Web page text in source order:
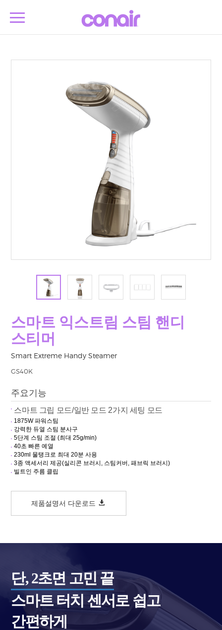
스마트 익스트림 스팀 핸디
스티머
Smart Extreme Handy Steamer
GS40K
주요기능
스마트 그립 모드/일반 모드 2가지 세팅 모드
1875W파워스팀
강력한 듀열 스팀 분사구
5단계 스팀 조절 (최대 25g/min)
40초 빠른 예열
230ml 물탱크로 최대 20분 사용
3종 액세서리 제공(실리콘 브러시 , 스팀커버 ,패브릭 브러시)
빌트인 주름 클립
제품설명서 다운로드
단, 2초면 고민 끝
스마트 터치 센서로 쉽고
간편하게